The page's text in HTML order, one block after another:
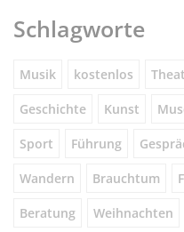
Schlagworte
Musik kostenlos
Geschichte Kunst
Sport Führung
Wandern Brauchtum
Beratung Weihnachten